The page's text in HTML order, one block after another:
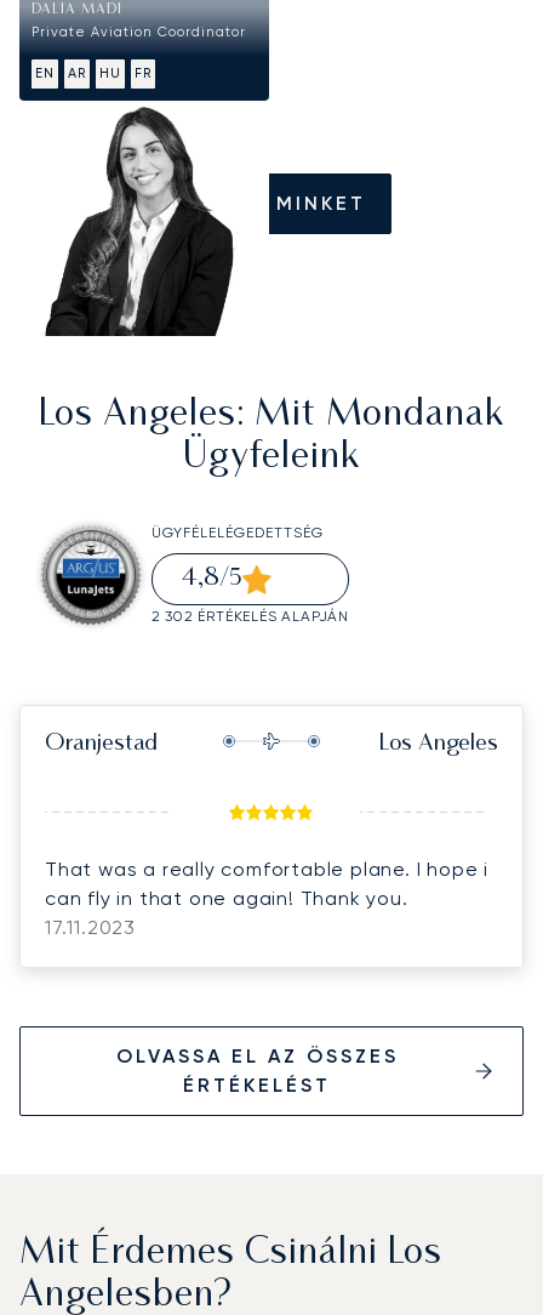
DALIA MADI
Private Aviation Coordinator
EN AR HU FR
HÍVJON MINKET
Los Angeles: Mit Mondanak
Ügyfeleink
ÜGYFÉLELÉGEDETTSÉG
4,8/5
2 302 ÉRTÉKELÉS ALAPJÁN
Oranjestad Los Angeles
That was a really comfortable plane. I hope i
can fly in that one again! Thank you.
17.11.2023
OLVASSA EL AZ ÖSSZES
ÉRTÉKELÉST
Mit Érdemes Csinálni Los
Angelesben?